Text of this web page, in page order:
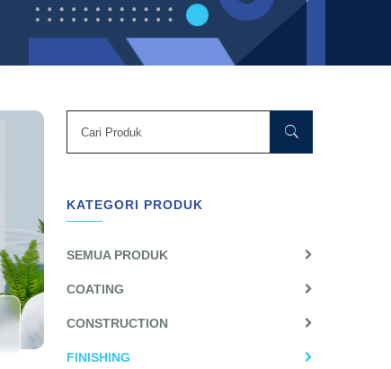
KATEGORI PRODUK
SEMUA PRODUK
COATING
CONSTRUCTION
FINISHING